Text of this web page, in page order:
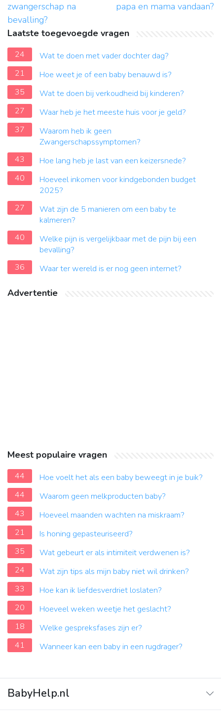
zwangerschap na
bevalling?
papa en mama vandaan?
Laatste toegevoegde vragen
24
Wat te doen met vader dochter dag?
21
Hoe weet je of een baby benauwd is?
35
Wat te doen bij verkoudheid bij kinderen?
27
Waar heb je het meeste huis voor je geld?
37
Waarom heb ik geen
Zwangerschapssymptomen?
43
Hoe lang heb je last van een keizersnede?
40
Hoeveel inkomen voor kindgebonden budget
2025?
27
Wat zijn de 5 manieren om een ​​baby te
kalmeren?
40
Welke pijn is vergelijkbaar met de pijn bij een
bevalling?
36
Waar ter wereld is er nog geen internet?
Advertentie
Meest populaire vragen
44
Hoe voelt het als een baby beweegt in je buik?
44
Waarom geen melkproducten baby?
43
Hoeveel maanden wachten na miskraam?
21
Is honing gepasteuriseerd?
35
Wat gebeurt er als intimiteit verdwenen is?
24
Wat zijn tips als mijn baby niet wil drinken?
33
Hoe kan ik liefdesverdriet loslaten?
20
Hoeveel weken weetje het geslacht?
18
Welke gespreksfases zijn er?
41
Wanneer kan een baby in een rugdrager?
BabyHelp.nl